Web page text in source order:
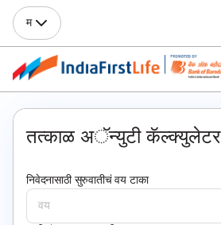
म
तत्काळ अॅन्युटी कॅल्क्युलेटर
निवेदनासाठी सुरुवातीचं वय टाका